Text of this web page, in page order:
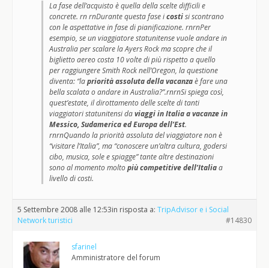
La fase dell’acquisto è quella della scelte difficili e
concrete. rn rnDurante questa fase icostisi scontrano
con le aspettative in fase di pianificazione. rnrnPer
esempio, se un viaggiatore statunitense vuole andare in
Australia per scalare la Ayers Rock ma scopre che il
biglietto aereo costa 10 volte di più rispetto a quello
per raggiungere Smith Rock nell’Oregon, la questione
diventa: “lapriorità assoluta della vacanzaè fare una
bella scalata o andare in Australia?”.rnrnSi spiega così,
quest’estate, il dirottamento delle scelte di tanti
viaggiatori statunitensi daviaggi in Italia a vacanze in
Messico, Sudamerica ed Europa dell’Est.
rnrnQuando la priorità assoluta del viaggiatore non è
“visitare l’Italia”, ma “conoscere un’altra cultura, godersi
cibo, musica, sole e spiagge” tante altre destinazioni
sono al momento moltopiù competitive dell’Italiaa
livello di costi.
5 Settembre 2008 alle 12:53in risposta a: TripAdvisor e i Social
Network turistici
#14830
sfarinel
Amministratore del forum